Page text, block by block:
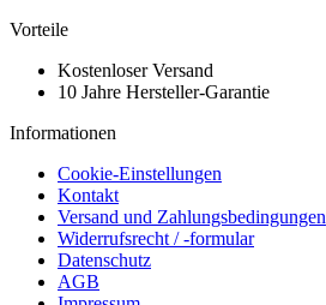
Vorteile
Kostenloser Versand
10 Jahre Hersteller-Garantie
Informationen
Cookie-Einstellungen
Kontakt
Versand und Zahlungsbedingungen
Widerrufsrecht / -formular
Datenschutz
AGB